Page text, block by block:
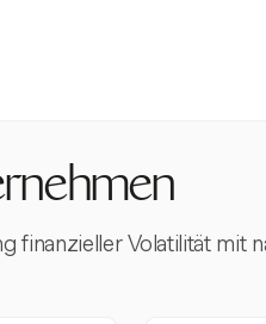
finanzieller Volatilität mit